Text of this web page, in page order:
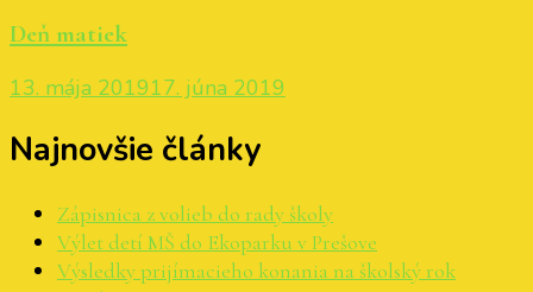
Deň matiek
13. mája 201917. júna 2019
Najnovšie články
Zápisnica z volieb do rady školy
Výlet detí MŠ do Ekoparku v Prešove
Výsledky prijímacieho konania na školský rok